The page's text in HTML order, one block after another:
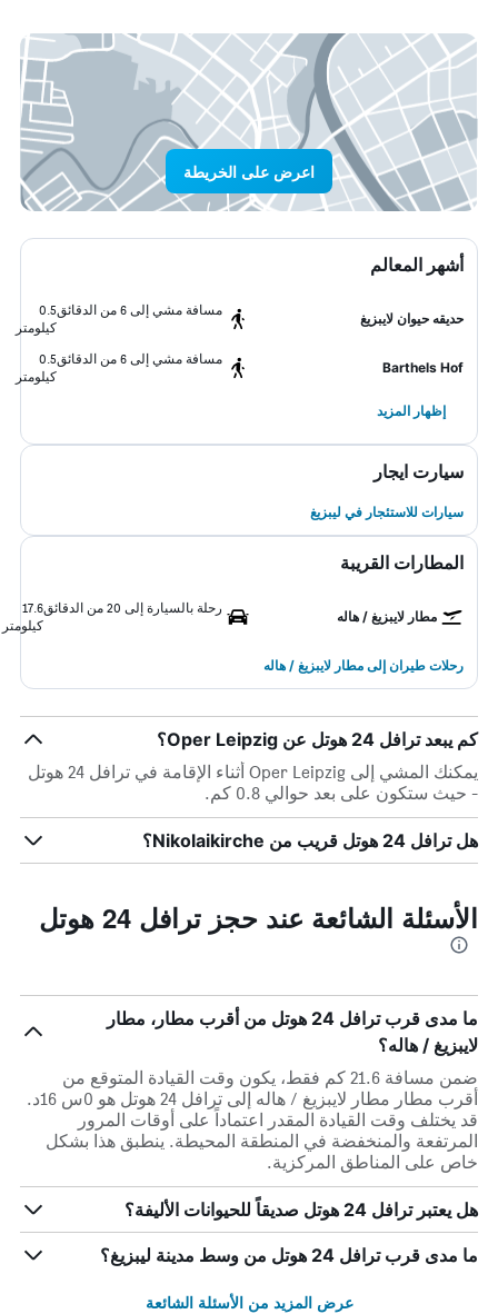
اعرض على الخريطة
أشهر المعالم
حديقه حيوان لايبزيغ
مسافة مشي إلى 6 من الدقائق
0.5
كيلومتر
Barthels Hof
مسافة مشي إلى 6 من الدقائق
0.5
كيلومتر
إظهار المزيد
سيارت ايجار
سيارات للاستئجار في ليبزيغ
المطارات القريبة
مطار لايبزيغ / هاله
رحلة بالسيارة إلى 20 من الدقائق
17.6
كيلومتر
رحلات طيران إلى مطار لايبزيغ / هاله
كم يبعد ترافل 24 هوتل عن Oper Leipzig؟
يمكنك المشي إلى Oper Leipzig أثناء الإقامة في ترافل 24 هوتل
- حيث ستكون على بعد حوالي 0.8 كم.
هل ترافل 24 هوتل قريب من Nikolaikirche؟
الأسئلة الشائعة عند حجز ترافل 24 هوتل
ما مدى قرب ترافل 24 هوتل من أقرب مطار، مطار
لايبزيغ / هاله؟
ضمن مسافة 21.6 كم فقط، يكون وقت القيادة المتوقع من
أقرب مطار مطار لايبزيغ / هاله إلى ترافل 24 هوتل هو 0س 16د.
قد يختلف وقت القيادة المقدر اعتماداً على أوقات المرور
المرتفعة والمنخفضة في المنطقة المحيطة. ينطبق هذا بشكل
خاص على المناطق المركزية.
هل يعتبر ترافل 24 هوتل صديقاً للحيوانات الأليفة؟
ما مدى قرب ترافل 24 هوتل من وسط مدينة ليبزيغ؟
عرض المزيد من الأسئلة الشائعة